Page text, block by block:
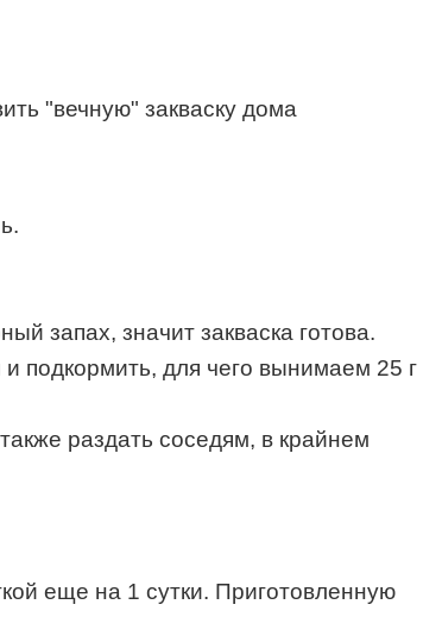
запах, значит закваска готова.
подкормить, для чего вынимаем 25 г
раздать соседям, в крайнем
еще на 1 сутки. Приготовленную